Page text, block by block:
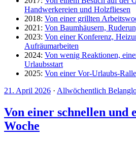
Handwerkereien und Holzfliesen
2018: Von einer grillten
2021: Von Baumhäusern,
2023: Von einer Konferenz,
Aufräumarbeiten
2024: Von wenig Reaktionen,
Urlaubsstart
2025: Von einer Vor-Urlaubs-
21. April 2026 · Allwöchentlich
Von einer schnellen und
Woche